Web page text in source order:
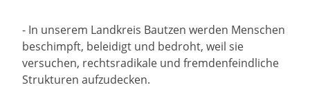
- In unserem Landkreis Bautzen werden Menschen
beschimpft, beleidigt und bedroht, weil sie
versuchen, rechtsradikale und fremdenfeindliche
Strukturen aufzudecken.